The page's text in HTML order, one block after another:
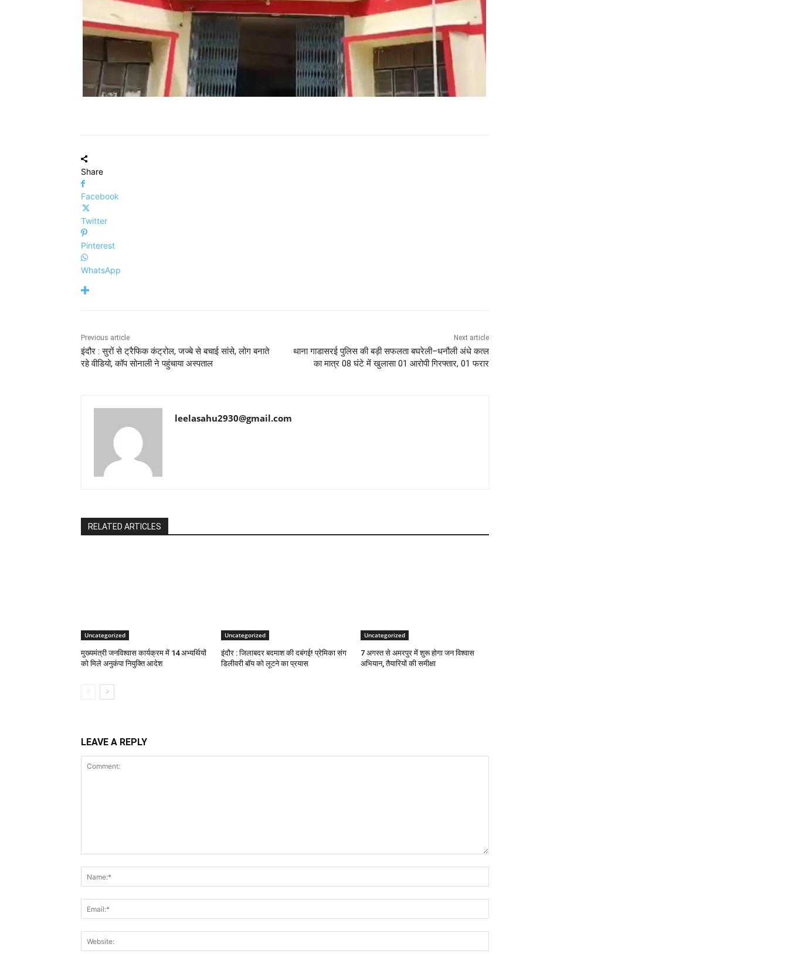
Share
Facebook
Twitter
Pinterest
WhatsApp
Previous article
इंदौर : सुरों से ट्रैफिक कंट्रोल, जज्बे से बचाई सांसे, लोग बनाते
रहे वीडियो, कॉप सोनाली ने पहुंचाया अस्पताल
Next article
थाना गाडासरई पुलिस की बड़ी सफलता बघरेली–धनौली अंधे कत्ल
का मात्र 08 घंटे में खुलासा 01 आरोपी गिरफ्तार, 01 फरार
leelasahu2930@gmail.com
RELATED ARTICLES
Uncategorized
मुख्यमंत्री जनविश्वास कार्यक्रम में 14 अभ्यर्थियों
को मिले अनुकंपा नियुक्ति आदेश
Uncategorized
इंदौर : जिलाबदर बदमाश की दबंगई! प्रेमिका संग
डिलीवरी बॉय को लूटने का प्रयास
Uncategorized
7 अगस्त से अमरपुर में शुरू होगा जन विश्वास
अभियान, तैयारियों की समीक्षा
LEAVE A REPLY